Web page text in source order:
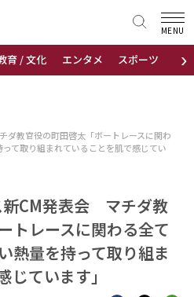
›
育 / 文化 エンタメ スポーツ 地域
MENU
教官役の町田啓太「ボートレースに関わ
て取り組まれていることを肌で感じてい
新CM発表会 マチダ教
トレースに関わる全て
熱量を持って取り組ま
じています」